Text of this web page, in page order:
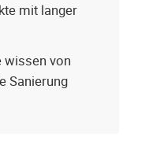
mit langer
wissen von
Sanierung